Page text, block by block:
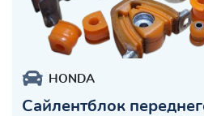
HONDA
Сайлентблок